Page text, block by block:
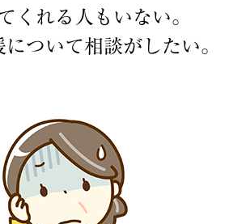
くれる人もいない。
ついて相談がしたい。